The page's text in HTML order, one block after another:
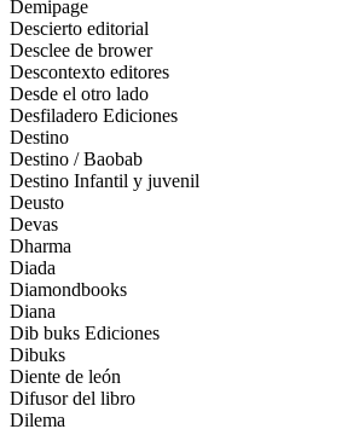
Demipage
Descierto editorial
Desclee de brower
Descontexto editores
Desde el otro lado
Desfiladero Ediciones
Destino
Destino / Baobab
Destino Infantil y juvenil
Deusto
Devas
Dharma
Diada
Diamondbooks
Diana
Dib buks Ediciones
Dibuks
Diente de león
Difusor del libro
Dilema